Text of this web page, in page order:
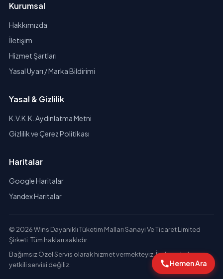
Kurumsal
Hakkımızda
İletişim
Hizmet Şartları
Yasal Uyarı / Marka Bildirimi
Yasal & Gizlilik
K.V.K.K. Aydınlatma Metni
Gizlilik ve Çerez Politikası
Haritalar
Google Haritalar
Yandex Haritalar
© 2026 Wins Dayanıklı Tüketim Malları Sanayi Ve Ticaret Limited
Şirketi. Tüm hakları saklıdır.
Bağımsız Özel Servis olarak hizmet vermekteyiz. İlgili markaların
yetkili servisi değiliz.
Hemen Ara